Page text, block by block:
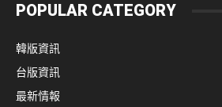
POPULAR CATEGORY
韓版資訊
台版資訊
最新情報